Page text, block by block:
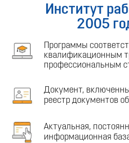
Институт
2005
Программы
квалификационным
профессиональным
Документ,
реестр документов
Актуальная,
информационная